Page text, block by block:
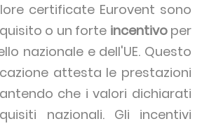
certificate Eurovent sono
o un forte incentivo per
nazionale e dell'UE. Questo
attesta le prestazioni
che i valori dichiarati
nazionali. Gli incentivi